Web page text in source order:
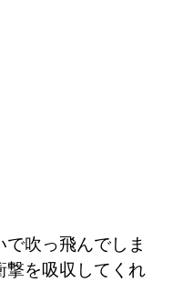
吹っ飛んでしま
撃を吸収してくれ